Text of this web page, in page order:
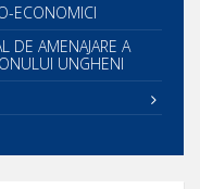
ECONOMICI
DE AMENAJARE A
UNGHENI